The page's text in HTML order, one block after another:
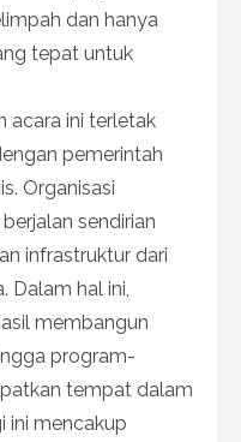
dan hanya
tepat untuk
acara ini terletak
pemerintah
Organisasi
sendirian
infrastruktur dari
Dalam hal ini,
membangun
program-
tempat dalam
ini mencakup